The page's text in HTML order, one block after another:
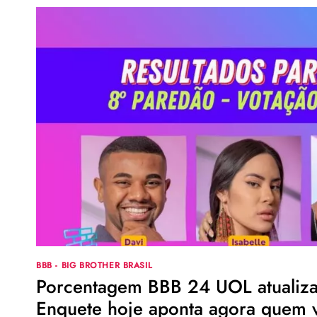
BBB - BIG BROTHER BRASIL
Porcentagem BBB 24 UOL
Enquete hoje aponta agora quem